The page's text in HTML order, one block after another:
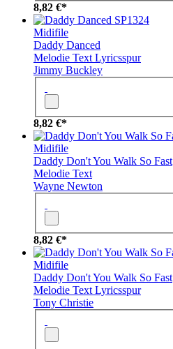
8,82 €*
SP1324
Midifile
Daddy Danced
Melodie Text Lyricsspur
Jimmy Buckley
8,82 €*
Midifile
Daddy Don't You Walk So Fast
Melodie Text
Wayne Newton
8,82 €*
Midifile
Daddy Don't You Walk So Fast
Melodie Text Lyricsspur
Tony Christie